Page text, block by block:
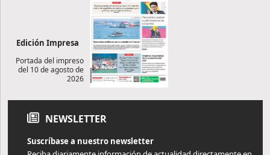
Edición Impresa
Portada del impreso
del 10 de agosto de
2026
NEWSLETTER
Suscríbase a nuestro newsletter